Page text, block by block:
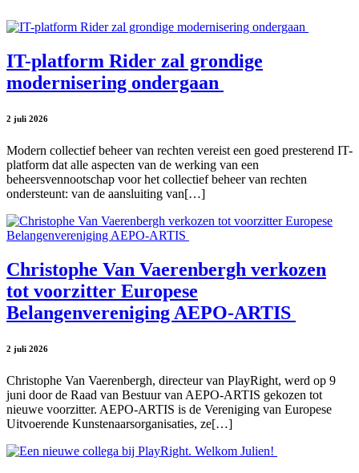
IT-platform Rider zal grondige
modernisering ondergaan
2 juli 2026
Modern collectief beheer van rechten vereist een goed presterend IT-
platform dat alle aspecten van de werking van een
beheersvennootschap voor het collectief beheer van rechten
ondersteunt: van de aansluiting van[…]
Christophe Van Vaerenbergh verkozen
tot voorzitter Europese
Belangenvereniging AEPO-ARTIS
2 juli 2026
Christophe Van Vaerenbergh, directeur van PlayRight, werd op 9
juni door de Raad van Bestuur van AEPO-ARTIS gekozen tot
nieuwe voorzitter. AEPO-ARTIS is de Vereniging van Europese
Uitvoerende Kunstenaarsorganisaties, ze[…]